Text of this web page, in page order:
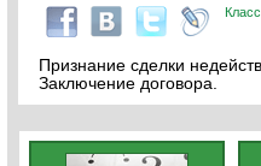
Признание сделки
Заключение договора.